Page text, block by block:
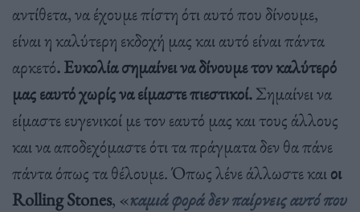
αντίθετα, να έχουμε πίστη ότι αυτό που δίνουμε,
είναι η καλύτερη εκδοχή μας και αυτό είναι πάντα
αρκετό.Ευκολία σημαίνει να δίνουμε τον καλύτερό
μας εαυτό χωρίς να είμαστε πιεστικοί.Σημαίνει να
είμαστε ευγενικοί με τον εαυτό μας και τους άλλους
και να αποδεχόμαστε ότι τα πράγματα δεν θα πάνε
πάντα όπως τα θέλουμε. Όπως λένε άλλωστε καιοι
RollingStones, «καμιά φορά δεν παίρνεις αυτό που